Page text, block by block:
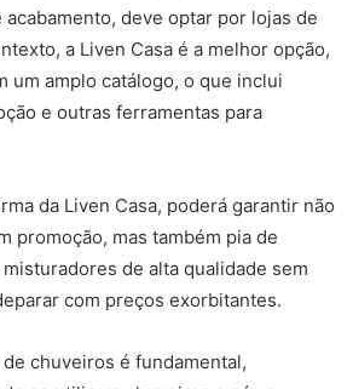
acabamento, deve optar por lojas de
a Liven Casa é a melhor opção,
um amplo catálogo, o que inclui
e outras ferramentas para
da Liven Casa, poderá garantir não
promoção, mas também pia de
de alta qualidade sem
com preços exorbitantes.
chuveiros é fundamental,